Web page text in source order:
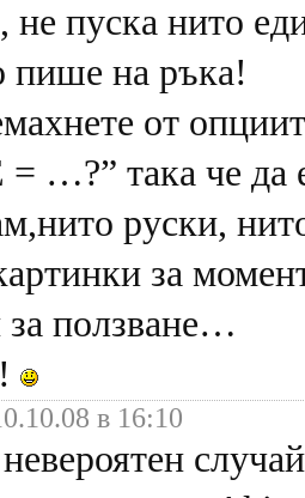
не пуска нито
пише на ръка!
от
така че да е
руски,
за
за ползване…
в 16:10